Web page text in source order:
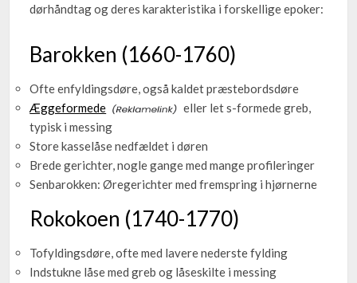
dørhåndtag og deres karakteristika i forskellige epoker:
Barokken (1660-1760)
Ofte enfyldingsdøre, også kaldet præstebordsdøre
Æggeformede
eller let s-formede greb,
typisk i messing
Store kasselåse nedfældet i døren
Brede gerichter, nogle gange med mange profileringer
Senbarokken: Øregerichter med fremspring i hjørnerne
Rokokoen (1740-1770)
Tofyldingsdøre, ofte med lavere nederste fylding
Indstukne låse med greb og låseskilte i messing